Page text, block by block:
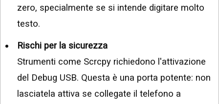
zero, specialmente se si intende digitare molto
testo.
Rischi per la sicurezza
Strumenti come Scrcpy richiedono l'attivazione
del Debug USB. Questa è una porta potente: non
lasciatela attiva se collegate il telefono a